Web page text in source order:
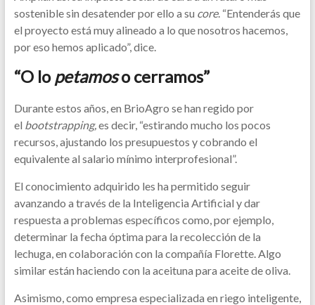
sostenible sin desatender por ello a su core. “Entenderás que
el proyecto está muy alineado a lo que nosotros hacemos,
por eso hemos aplicado”, dice.
“O lo petamoso cerramos”
Durante estos años, en BrioAgro se han regido por
el bootstrapping, es decir, “estirando mucho los pocos
recursos, ajustando los presupuestos y cobrando el
equivalente al salario mínimo interprofesional”.
El conocimiento adquirido les ha permitido seguir
avanzando a través de la Inteligencia Artificial y dar
respuesta a problemas específicos como, por ejemplo,
determinar la fecha óptima para la recolección de la
lechuga, en colaboración con la compañía Florette. Algo
similar están haciendo con la aceituna para aceite de oliva.
Asimismo, como empresa especializada en riego inteligente,